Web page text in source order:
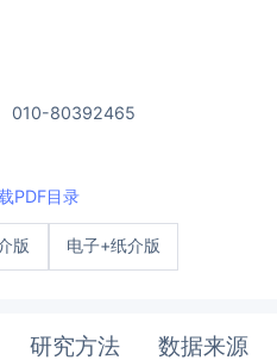
80392465
PDF目录
版 电子+纸介版
研究方法 数据来源